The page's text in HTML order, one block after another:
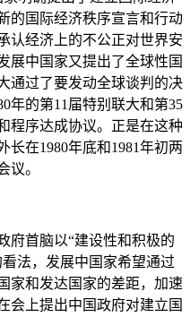
的国际经济秩序宣言和行动
认经济上的不公正对世界安
展中国家又提出了全球性国
通过了要发动全球谈判的决
年的第11届特别联大和第35
程序达成协议。正是在这种
长在1980年底和1981年初两
议。
府首脑以“建设性和积极的
法，发展中国家希望通过
家和发达国家的差距，加速
会上提出中国政府对建立国